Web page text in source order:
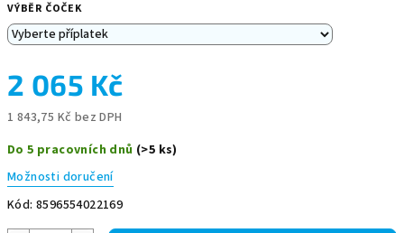
VÝBĚR ČOČEK
2 065 Kč
1 843,75 Kč bez DPH
cena:
Do 5 pracovních dnů (>5 ks)
Možnosti doručení
Kód: 8596554022169